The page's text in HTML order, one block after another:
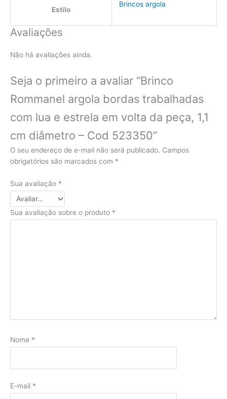
Estilo
Brincos argola
Avaliações
Não há avaliações ainda.
Seja o primeiro a avaliar “Brinco
Rommanel argola bordas trabalhadas
com lua e estrela em volta da peça, 1,1
cm diâmetro – Cod 523350”
O seu endereço de e-mail não será publicado. Campos
obrigatórios são marcados com *
Sua avaliação *
Sua avaliação sobre o produto *
Nome *
E-mail *